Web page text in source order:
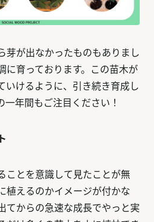
芽が出なかったものもありまし
に育っております。この苗木が
いけるように、引き続き育成し
年間もご注目ください！
ことを意識して見たことが無
植えるのかイメージが付かな
てからの急速な成長でやっと実